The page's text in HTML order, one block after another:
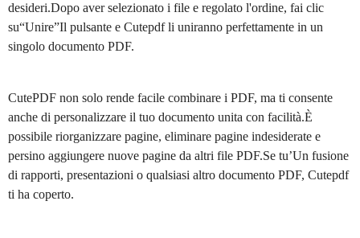
desideri.Dopo aver selezionato i file e regolato l'ordine, fai clic
su“Unire”Il pulsante e Cutepdf li uniranno perfettamente in un
singolo documento PDF.
CutePDF non solo rende facile combinare i PDF, ma ti consente
anche di personalizzare il tuo documento unita con facilità.È
possibile riorganizzare pagine, eliminare pagine indesiderate e
persino aggiungere nuove pagine da altri file PDF.Se tu’Un fusione
di rapporti, presentazioni o qualsiasi altro documento PDF, Cutepdf
ti ha coperto.